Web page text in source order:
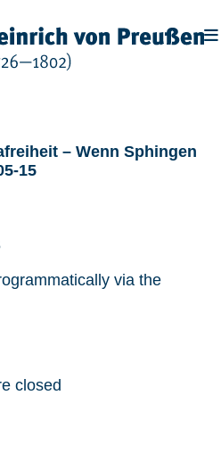
– Wenn Sphingen
15
via the
closed